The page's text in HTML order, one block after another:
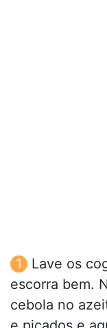
Lave os
escorra bem.
cebola no